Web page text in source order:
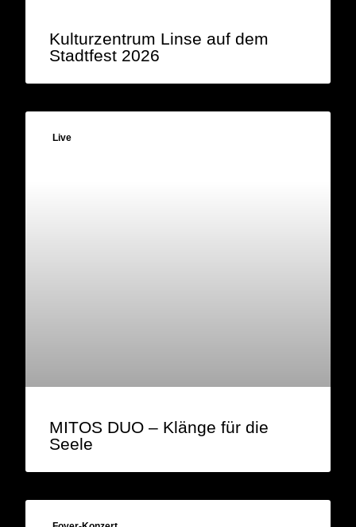
Kulturzentrum Linse auf dem
Stadtfest 2026
Live
MITOS DUO – Klänge für die
Seele